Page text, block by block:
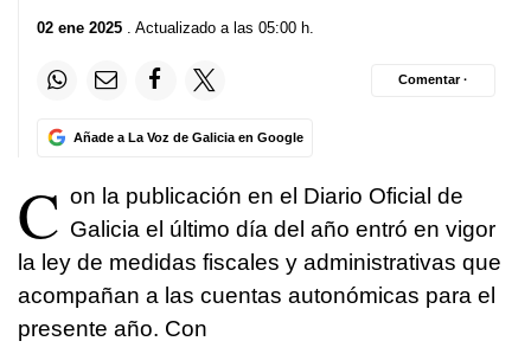
02 ene 2025 . Actualizado a las 05:00 h.
Añade a La Voz de Galicia en Google
Comentar ·
C on la publicación en el Diario Oficial de
Galicia el último día del año entró en vigor
la ley de medidas fiscales y administrativas que
acompañan a las cuentas autonómicas para el
presente año. Con